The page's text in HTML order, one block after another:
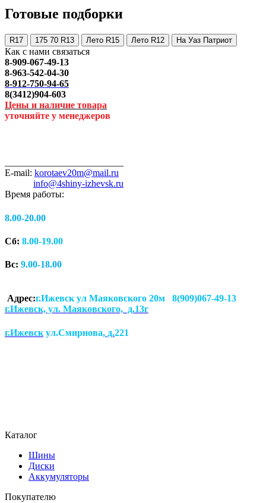
Готовые подборки
R17 175 70 R13 Лето R15 Лето R12 На Уаз Патриот
Как с нами связаться
8-909-067-49-13
8-963-542-04-30
8-912-750-94-65
8(3412)904-603
Цены и наличие товара
уточняйте у менеджеров
E-mail: korotaev20m@mail.ru
info@4shiny-izhevsk.ru
Время работы:
8.00-20.00
Сб: 8.00-19.00
Вс: 9.00-18.00
Адрес:г.Ижевск ул Маяковского 20м 8(909)067-49-13
г.Ижевск, ул. Маяковского, д.13г
г.Ижевск ул.Смирнова, д.221
Каталог
Шины
Диски
Аккумуляторы
Покупателю